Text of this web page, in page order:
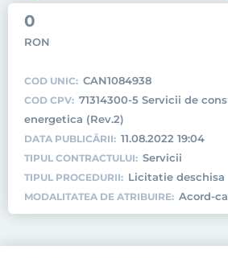
0
RON
COD UNIC: CAN1084938
COD CPV: 71314300-5 Servicii de
energetica (Rev.2)
DATA PUBLICĂRII: 11.08.2022 19:04
TIPUL CONTRACTULUI: Servicii
TIPUL PROCEDURII: Licitatie deschisa
MODALITATEA DE ATRIBUIRE: Acord-